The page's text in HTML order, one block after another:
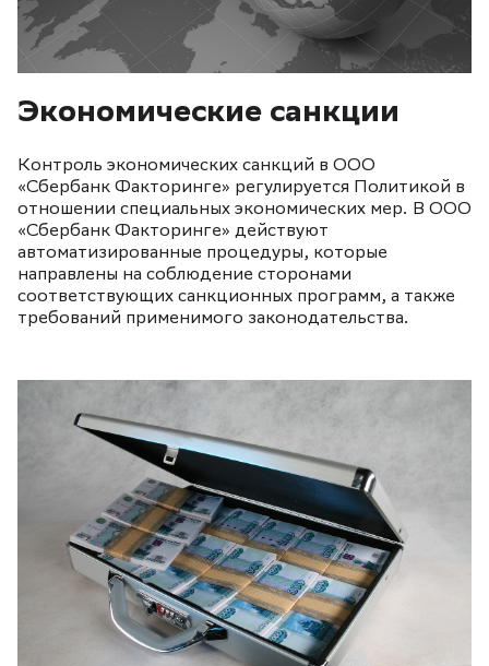
Экономические санкции
Контроль экономических санкций в ООО
«Сбербанк Факторинге» регулируется Политикой в
отношении специальных экономических мер. В ООО
«Сбербанк Факторинге» действуют
автоматизированные процедуры, которые
направлены на соблюдение сторонами
соответствующих санкционных программ, а также
требований применимого законодательства.